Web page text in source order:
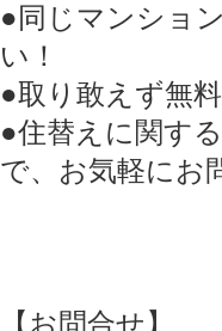
●同じマンショ
い！
●取り敢えず無
●住替えに関す
で、お気軽に
【お問合せ】